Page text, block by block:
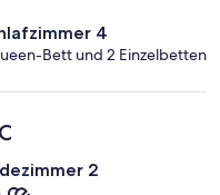
4
Bett und 2 Einzelbetten
2